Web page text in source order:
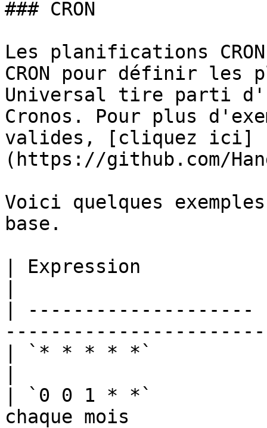
### CRON
Les planifications
CRON pour définir les
Universal tire parti
Cronos. Pour plus
valides, [cliquez ici]
(https://github.com/
Voici quelques
base.
| Expression
|
| `* * * * *`          |
| `0 0 1 * *`          |
chaque mois